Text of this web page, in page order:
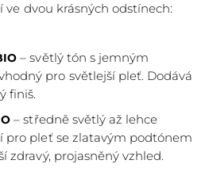
ve dvou krásných odstínech:
– světlý tón s jemným
pro světlejší pleť. Dodává
finiš.
– středně světlý až lehce
pro pleť se zlatavým podtónem
zdravý, projasněný vzhled.